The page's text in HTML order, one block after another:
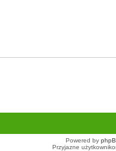
Powered by
Przyjazne